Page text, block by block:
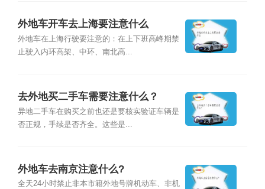
外地车开车去上海要注意什么
外地车在上海行驶要注意的：在上下班高峰期禁
止驶入内环高架、中环、南北高...
去外地买二手车需要注意什么？
异地二手车在购买之前也还是要核实验证车辆是
否正规，手续是否齐全。这些是...
外地车去南京注意什么?
全天24小时禁止非本市籍外地号牌机动车、非机